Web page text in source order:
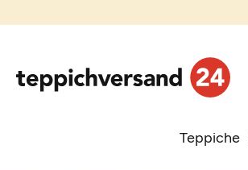
Teppiche